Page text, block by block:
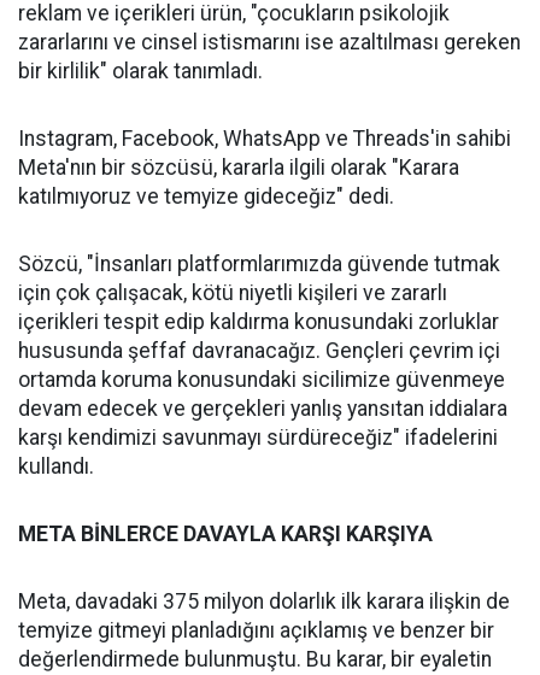
reklam ve içerikleri ürün, "çocukların psikolojik
zararlarını ve cinsel istismarını ise azaltılması gereken
bir kirlilik" olarak tanımladı.
Instagram, Facebook, WhatsApp ve Threads'in sahibi
Meta'nın bir sözcüsü, kararla ilgili olarak "Karara
katılmıyoruz ve temyize gideceğiz" dedi.
Sözcü, "İnsanları platformlarımızda güvende tutmak
için çok çalışacak, kötü niyetli kişileri ve zararlı
içerikleri tespit edip kaldırma konusundaki zorluklar
hususunda şeffaf davranacağız. Gençleri çevrim içi
ortamda koruma konusundaki sicilimize güvenmeye
devam edecek ve gerçekleri yanlış yansıtan iddialara
karşı kendimizi savunmayı sürdüreceğiz" ifadelerini
kullandı.
META BİNLERCE DAVAYLA KARŞI KARŞIYA
Meta, davadaki 375 milyon dolarlık ilk karara ilişkin de
temyize gitmeyi planladığını açıklamış ve benzer bir
değerlendirmede bulunmuştu. Bu karar, bir eyaletin